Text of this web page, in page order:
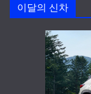
이달의 신차